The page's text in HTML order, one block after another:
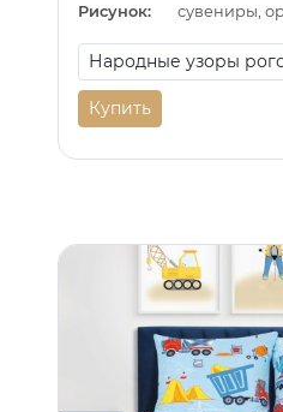
Рисунок:
сувениры,
Купить